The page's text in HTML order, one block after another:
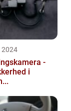
2024
-
i